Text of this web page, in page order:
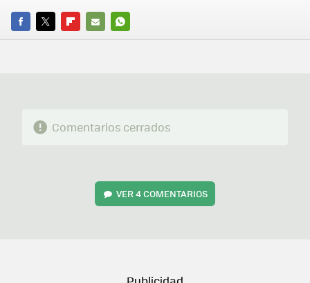
FACEBOOK
TWITTERFLIPBOARD
E-
WHATSAPP
Comentarios cerrados
VER4 COMENTARIOS